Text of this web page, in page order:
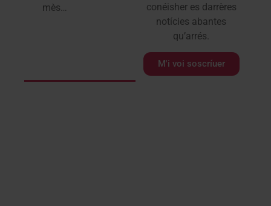
mès…
conéisher es darrères
notícies abantes
qu’arrés.
M'i voi soscríuer